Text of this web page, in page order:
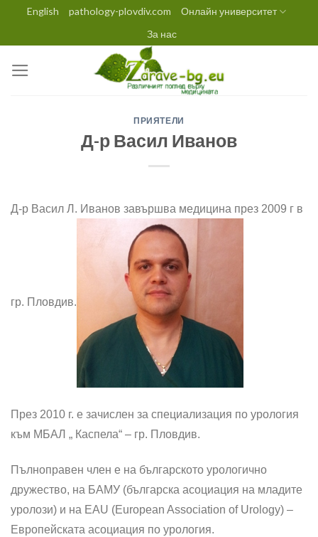
content
English pathology-plovdiv.com
Онлайн университет
За нас
ПРИЯТЕЛИ
Д-р Васил Иванов
Д-р Васил Л. Иванов завършва медицина през 2009 г в
гр. Пловдив.
През 2010 г. е зачислен за специализация по урология
към МБАЛ „ Каспела“ – гр. Пловдив.
Пълноправен член е на българското урологично
дружество, на БАМУ (българска асоциация на младите
уролози) и на EAU (European Association of Urology) –
Европейската асоциация по урология.